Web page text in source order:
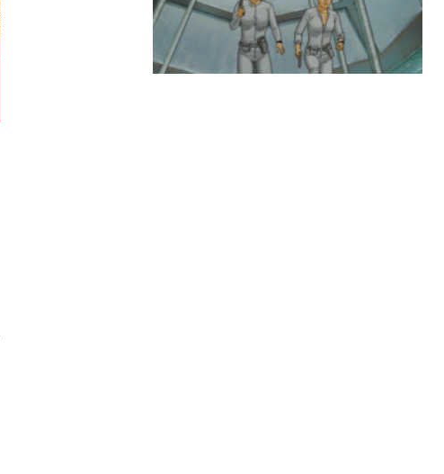
« Abandon des géants de la
robotique : Aldebaran, l’icône
française laissée à l’oubli »
par Lucie Dubois 18 mars 2025